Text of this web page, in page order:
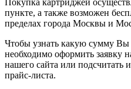
пункте, а также возможен
пределах города Москвы и
Чтобы узнать какую сумму
необходимо оформить заявку
нашего сайта или подсчитать
прайс-листа.